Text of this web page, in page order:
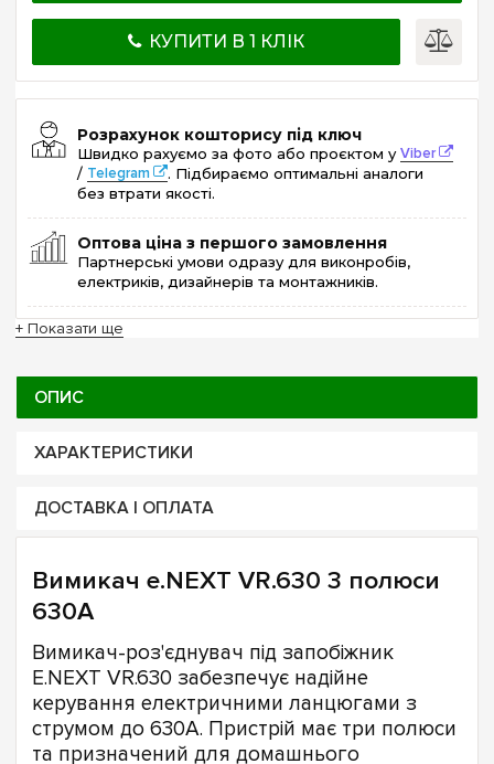
КУПИТИ В 1 КЛІК
Розрахунок кошторису під ключ
Швидко рахуємо за фото або проєктом уViber
/ Telegram
. Підбираємо оптимальні аналоги
без втрати якості.
Оптова ціна з першого замовлення
Партнерські умови одразу для виконробів,
електриків, дизайнерів та монтажників.
+ Показати ще
ОПИС
ХАРАКТЕРИСТИКИ
ДОСТАВКА І ОПЛАТА
Вимикач e.NEXT VR.630 3 полюси
630А
Вимикач-роз'єднувач під запобіжник
E.NEXT VR.630 забезпечує надійне
керування електричними ланцюгами з
струмом до 630А. Пристрій має три полюси
та призначений для домашнього